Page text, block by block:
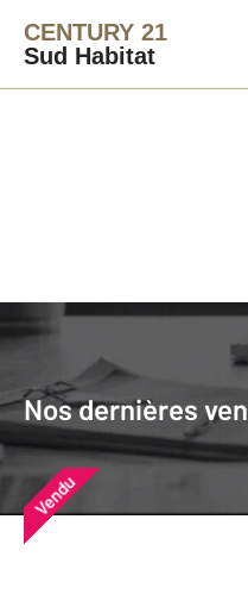
CENTURY 21
Sud Habitat
Nos dernières
Nos derniers
chez vous
Vendu